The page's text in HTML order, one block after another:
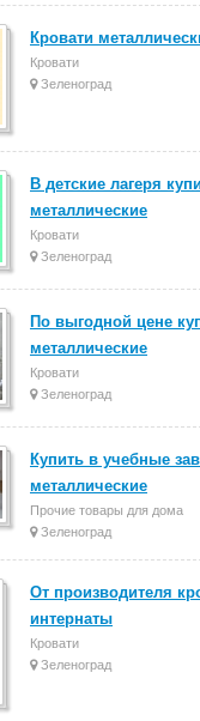
Кровати
Кровати
Зеленоград
В детские лагеря
металлические
Кровати
Зеленоград
По выгодной цене
металлические
Кровати
Зеленоград
Купить в учебные
металлические
Прочие товары для дома
Зеленоград
От производителя
интернаты
Кровати
Зеленоград